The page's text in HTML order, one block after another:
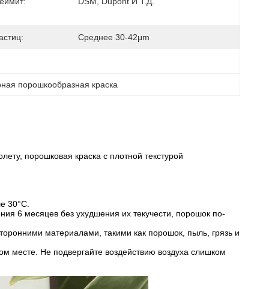
Среднее 30-42μm
порошкообразная краска
порошковая краска с плотной текстурой
30°C.
6 месяцев без ухудшения их текучести, порошок по-
материалами, такими как порошок, пыль, грязь и
месте. Не подвергайте воздействию воздуха слишком